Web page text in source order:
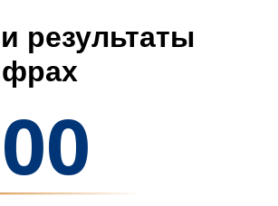
результаты